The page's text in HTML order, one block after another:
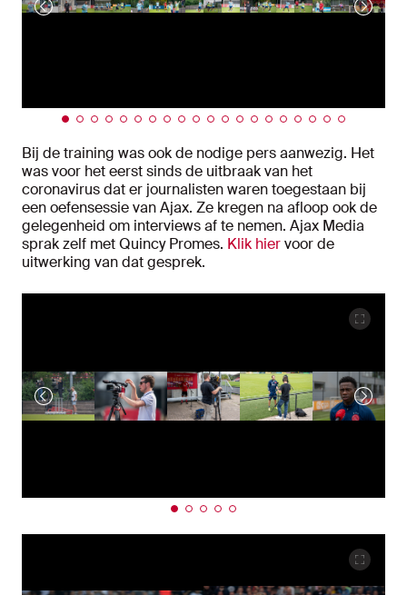
Bij de training was ook de nodige pers aanwezig. Het
was voor het eerst sinds de uitbraak van het
coronavirus dat er journalisten waren toegestaan bij
een oefensessie van Ajax. Ze kregen na afloop ook de
gelegenheid om interviews af te nemen. Ajax Media
sprak zelf met Quincy Promes. Klik hiervoor de
uitwerking van dat gesprek.